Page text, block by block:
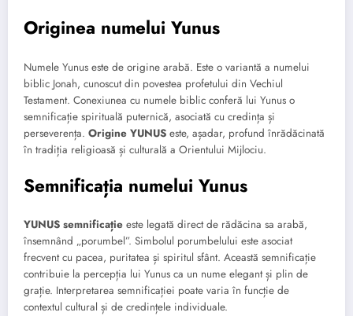
Originea numelui Yunus
Numele Yunus este de origine arabă. Este o variantă a numelui
biblic Jonah, cunoscut din povestea profetului din Vechiul
Testament. Conexiunea cu numele biblic conferă lui Yunus o
semnificație spirituală puternică, asociată cu credința și
perseverența. Origine YUNUS este, așadar, profund înrădăcinată
în tradiția religioasă și culturală a Orientului Mijlociu.
Semnificația numelui Yunus
YUNUS semnificație este legată direct de rădăcina sa arabă,
însemnând „porumbel”. Simbolul porumbelului este asociat
frecvent cu pacea, puritatea și spiritul sfânt. Această semnificație
contribuie la percepția lui Yunus ca un nume elegant și plin de
grație. Interpretarea semnificației poate varia în funcție de
contextul cultural și de credințele individuale.